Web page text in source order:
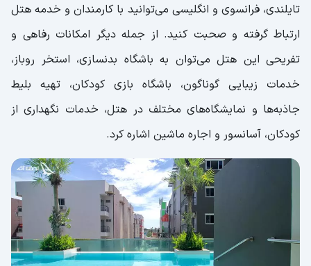
تایلندی، فرانسوی و انگلیسی می‌توانید با کارمندان و خدمه هتل
ارتباط گرفته و صحبت کنید. از جمله دیگر امکانات رفاهی و
تفریحی این هتل می‌توان به باشگاه بدنسازی، استخر روباز،
خدمات زیبایی گوناگون، باشگاه بازی کودکان، تهیه بلیط
جاذبه‌ها و نمایشگاه‌های مختلف در هتل، خدمات نگهداری از
کودکان، آسانسور و اجاره ماشین اشاره کرد.